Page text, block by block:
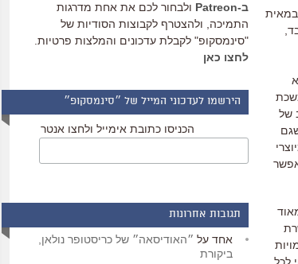
של
ב-Patreon
ולבחור לכם את אחת מדרגות
התמיכה, ולהצטרף לקבוצות הסודיות של
"סינמסקופ" לקבלת עדכונים והמלצות פרטיות.
לחצו כאן
הירשמו לעדכוני המייל של ״סינמסקופ״
הכניסו כתובת אימייל ולחצו אנטר
תגובות אחרונות
אחד על ״האודיסאה״ של כריסטופר נולאן,
ביקורת